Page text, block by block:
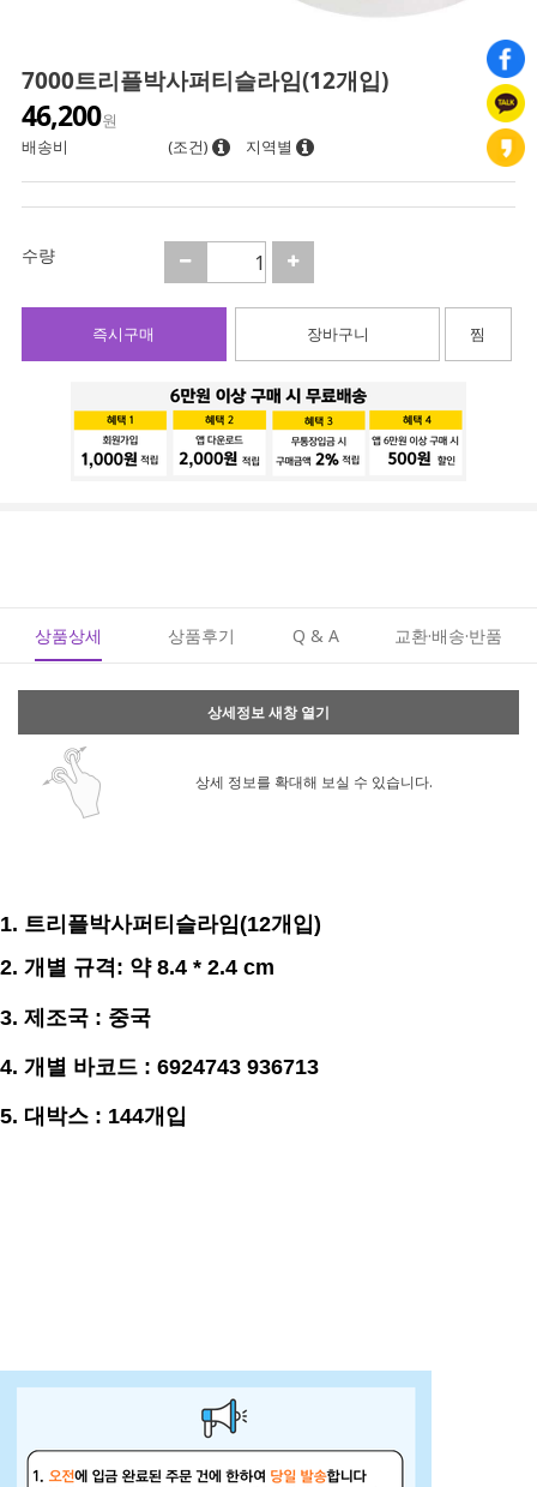
7000트리플박사퍼티슬라임(12개입)
46,200원
배송비
(조건) 지역별
수량
즉시구매 장바구니 찜
상품상세 상품후기 Q & A 교환·배송·반품
상세정보 새창 열기
상세 정보를 확대해 보실 수 있습니다.
1. 트리플박사퍼티슬라임(12개입)
2. 개별 규격: 약 8.4 * 2.4 cm
3. 제조국 : 중국
4. 개별 바코드 : 6924743 936713
5. 대박스 : 144개입